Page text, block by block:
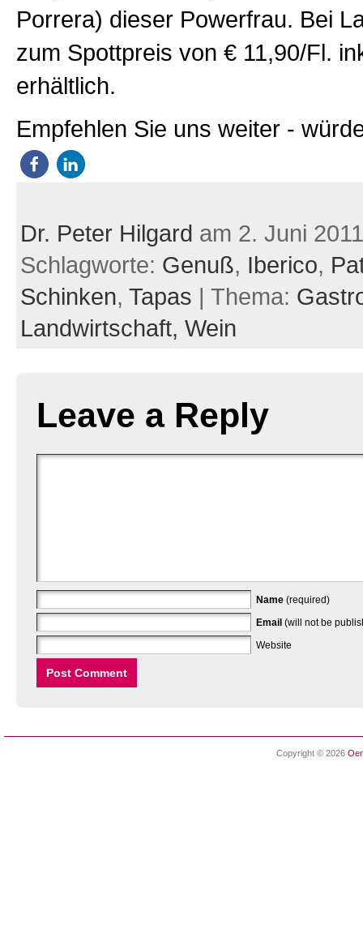
Porrera) dieser Powerfrau. Bei
zum Spottpreis von € 11,90/Fl.
erhältlich.
Empfehlen Sie uns weiter -
Dr. Peter Hilgard am 2. Juni 2011
Schlagworte: Genuß, Iberico,
Schinken, Tapas | Thema:
Landwirtschaft, Wein
Leave a Reply
Name (required)
Email (will not be
Website
Copyright © 2026